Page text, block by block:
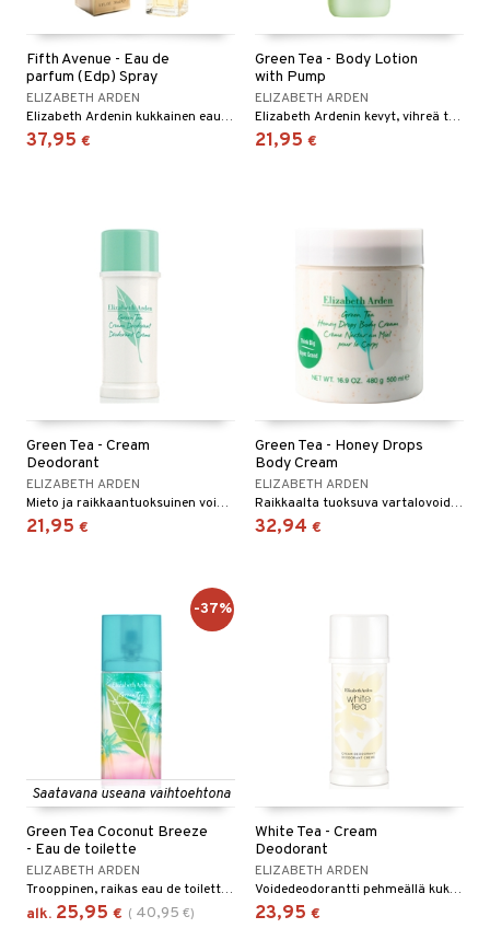
Fifth Avenue - Eau de
parfum (Edp) Spray
ELIZABETH ARDEN
Elizabeth Ardenin kukkainen eau de parfum
37,95 €
Green Tea - Body Lotion
with Pump
ELIZABETH ARDEN
Elizabeth Ardenin kevyt, vihreä tuoksu
21,95 €
Green Tea - Cream
Deodorant
ELIZABETH ARDEN
Mieto ja raikkaantuoksuinen voidedeodorantti - Elizabeth Arden
21,95 €
Green Tea - Honey Drops
Body Cream
ELIZABETH ARDEN
Raikkaalta tuoksuva vartalovoide Elizabeth Ardenilta
32,94 €
Saatavana useana vaihtoehtona
Green Tea Coconut Breeze
- Eau de toilette
ELIZABETH ARDEN
Trooppinen, raikas eau de toilette Elizabet Ardenilta
alk. 25,95 € ( 40,95 €)
-37%
White Tea - Cream
Deodorant
ELIZABETH ARDEN
Voidedeodorantti pehmeällä kukkaistuoksulla - Elizabeth Arden
23,95 €